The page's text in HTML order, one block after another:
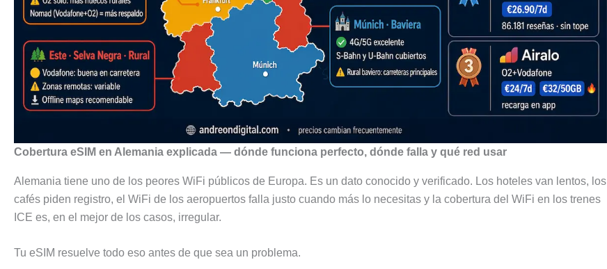
Cobertura eSIM en Alemania explicada — dónde funciona perfecto, dónde falla y qué red usar
Alemania tiene uno de los peores WiFi públicos de Europa. Es un dato conocido y verificado. Los hoteles van lentos, los
cafés piden registro, el WiFi de los aeropuertos falla justo cuando más lo necesitas y la cobertura del WiFi en los trenes
ICE es, en el mejor de los casos, irregular.
Tu eSIM resuelve todo eso antes de que sea un problema.